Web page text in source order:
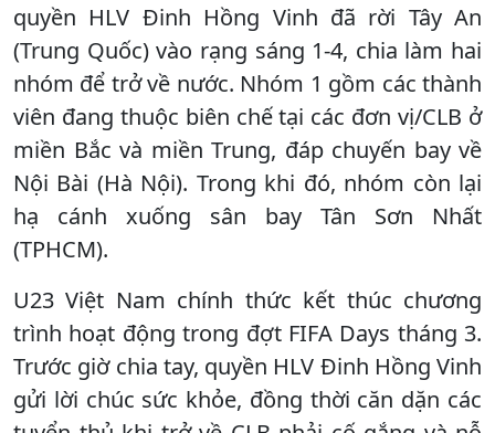
quyền HLV Đinh Hồng Vinh đã rời Tây An
(Trung Quốc) vào rạng sáng 1-4, chia làm hai
nhóm để trở về nước. Nhóm 1 gồm các thành
viên đang thuộc biên chế tại các đơn vị/CLB ở
miền Bắc và miền Trung, đáp chuyến bay về
Nội Bài (Hà Nội). Trong khi đó, nhóm còn lại
hạ cánh xuống sân bay Tân Sơn Nhất
(TPHCM).
U23 Việt Nam chính thức kết thúc chương
trình hoạt động trong đợt FIFA Days tháng 3.
Trước giờ chia tay, quyền HLV Đinh Hồng Vinh
gửi lời chúc sức khỏe, đồng thời căn dặn các